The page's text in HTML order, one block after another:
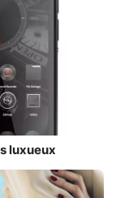
luxueux